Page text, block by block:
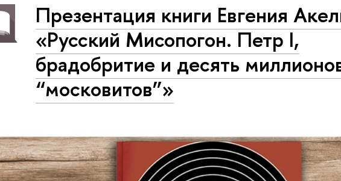
Презентация книги Евгения
«Русский Мисопогон. Петр I,
брадобритие и десять
“московитов”»